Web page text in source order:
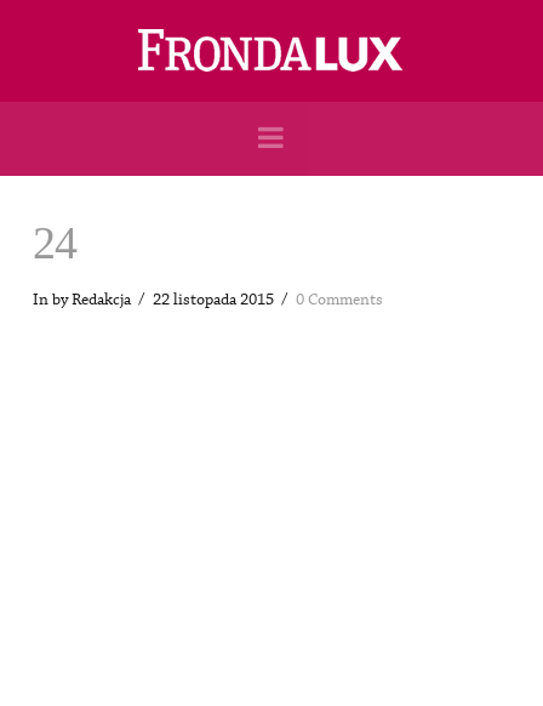
Navigation
24
In by Redakcja 22 listopada 2015 0 Comments